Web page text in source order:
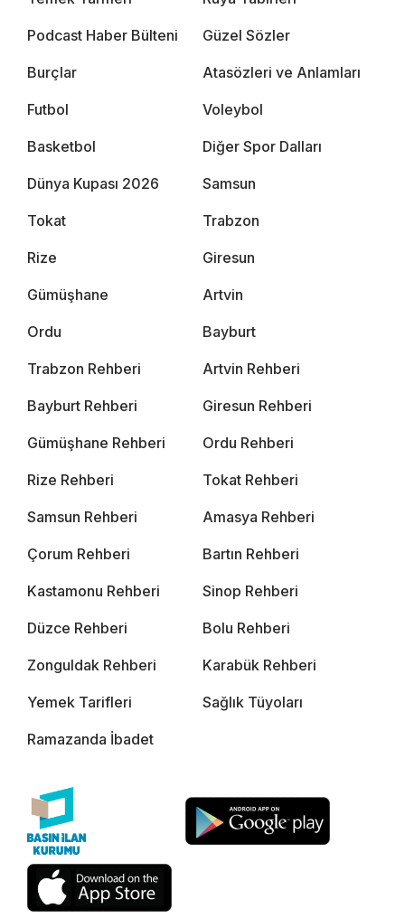
Podcast Haber Bülteni Güzel Sözler
Burçlar Atasözleri ve Anlamları
Futbol Voleybol
Basketbol Diğer Spor Dalları
Dünya Kupası 2026 Samsun
Tokat Trabzon
Rize Giresun
Gümüşhane Artvin
Ordu Bayburt
Trabzon Rehberi Artvin Rehberi
Bayburt Rehberi Giresun Rehberi
Gümüşhane Rehberi Ordu Rehberi
Rize Rehberi Tokat Rehberi
Samsun Rehberi Amasya Rehberi
Çorum Rehberi Bartın Rehberi
Kastamonu Rehberi Sinop Rehberi
Düzce Rehberi Bolu Rehberi
Zonguldak Rehberi Karabük Rehberi
Yemek Tarifleri Sağlık Tüyoları
Ramazanda İbadet